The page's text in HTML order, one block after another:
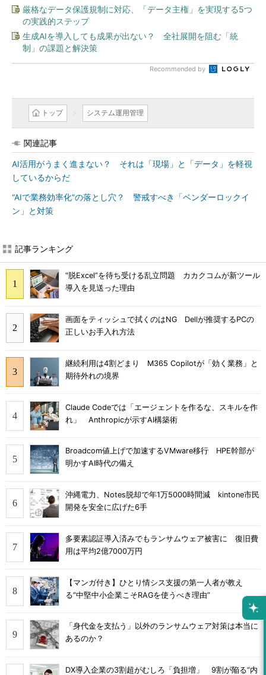
厳格なデータ保護規制に対応、「データ主権」を実現する5つ
の実践的ステップ
生成AIを導入しても成果が出ない？ 全社展開を阻む「統
制」の課題と解決策
Recommended by
トップ システム運用管理
関連記事
AI活用がうまく進まない？ それは「現場」と「データ」を軽視
しているからだ
“AIで業務効率化”の落とし穴？ 警戒すべき「ベンダーロックイ
ン」と対策
記事ランキング
“脱Excel”を待ち受ける乱立問題 カカクコムが新ツール
導入を見送った理由
画面をティッシュで拭くのはNG Dellが推奨するPCの
正しいお手入れ方法
継続利用は4割どまり M365 Copilotが「効く業務」と
期待外れの境界
Claude Codeでは「エージェントを作るな、スキルを作
れ」 Anthropicが示すAI構築術
Broadcom値上げで加速するVMware移行 HPE幹部が
明かすAI時代の備え
沖縄電力、Notes脱却で年1万5000時間減 kintone市民
開発を安全に広げた6手
多要素認証導入済みでもランサムウェア被害に 復旧費
用は平均2億7000万円
【マンガ付き】ひとり情シス支援の第一人者が教え
る”中堅中小企業こそRAGを使うべき理由”
「身代金を支払う」以外のランサムウェア対策は本当に
あるのか？
DX導入企業の3割超がむしろ「負担増」 9割が陥る“内